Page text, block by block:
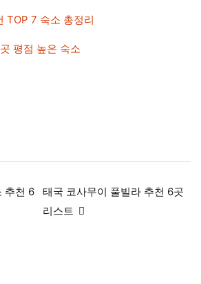
TOP 7 숙소 총정리
평점 높은 숙소
추천 6
태국 코사무이 풀빌라 추천 6곳
리스트